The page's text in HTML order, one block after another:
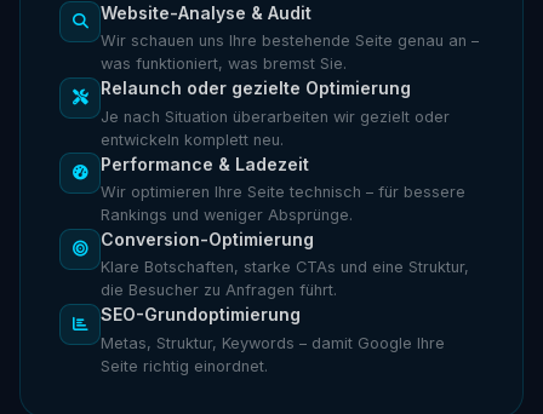
Website-Analyse & Audit
Wir schauen uns Ihre bestehende Seite genau an –
was funktioniert, was bremst Sie.
Relaunch oder gezielte Optimierung
Je nach Situation überarbeiten wir gezielt oder
entwickeln komplett neu.
Performance & Ladezeit
Wir optimieren Ihre Seite technisch – für bessere
Rankings und weniger Absprünge.
Conversion-Optimierung
Klare Botschaften, starke CTAs und eine Struktur,
die Besucher zu Anfragen führt.
SEO-Grundoptimierung
Metas, Struktur, Keywords – damit Google Ihre
Seite richtig einordnet.